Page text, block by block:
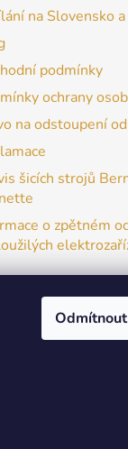
Odmítnout
na Slovensko
podmínky
ochrany
na odstoupení
šicích strojů
o zpětném